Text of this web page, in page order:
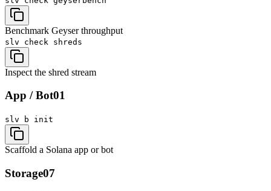
Benchmark Geyser throughput
slv check shreds
Inspect the shred stream
App / Bot01
slv b init
Scaffold a Solana app or bot
Storage07